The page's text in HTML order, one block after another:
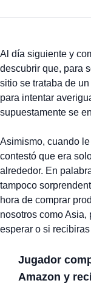
Al día siguiente y
descubrir que, para
sitio se trataba de
para intentar
supuestamente se
Asimismo, cuando
contestó que era
alrededor. En
tampoco
hora de comprar
nosotros como
esperar o si
Jugador
Amazon y